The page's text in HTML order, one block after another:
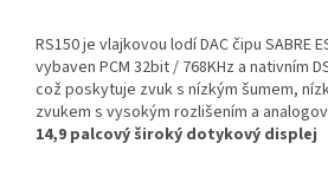
RS150 je vlajkovou lodí DAC čipu SABRE
vybaven PCM 32bit / 768KHz a nativním
což poskytuje zvuk s nízkým šumem,
zvukem s vysokým rozlišením a
14,9 palcový široký dotykový displej